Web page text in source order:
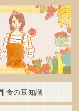
食の豆知識